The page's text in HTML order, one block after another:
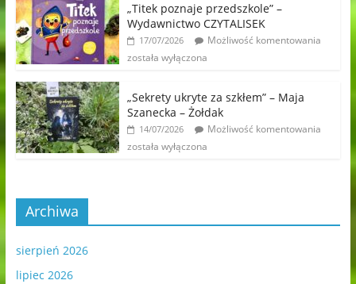
„Titek poznaje przedszkole” –
Wydawnictwo CZYTALISEK
17/07/2026
Możliwość komentowania
została wyłączona
„Sekrety ukryte za szkłem” – Maja
Szanecka – Żołdak
14/07/2026
Możliwość komentowania
została wyłączona
Archiwa
sierpień 2026
lipiec 2026